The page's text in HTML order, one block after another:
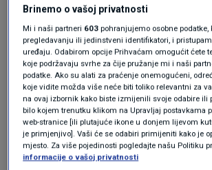
veću podršku i da Vaš glas bude
oporbi koja je slaba i bezidejna a
klizimo u jednoumlje i
plenkoviđaciju i njegov 4. 4.
prije
Zvone
Ako su joj pobornici pismeni
Brinemo o vašoj privatnosti
Mi i naši partneri 603 pohranjujemo osobne podatke,
pregledavanju ili jedinstveni identifikatori, i
uređaju. Odabirom opcije Prihvaćam omogućit ćete
koje podržavaju svrhe za čije pružanje mi i naši
podatke. Ako su alati za praćenje onemogućeni,
koje vidite možda više neće biti toliko relevantni za
na ovaj izbornik kako biste izmijenili svoje odabire ili
bilo kojem trenutku klikom na Upravljaj postavkama
web-stranice [ili plutajuće ikone u donjem lijevom
je primjenjivo]. Vaši će se odabiri primijeniti kako je
mjesto. Za više pojedinosti pogledajte našu Politiku
informacije o vašoj privatnosti